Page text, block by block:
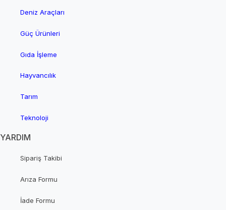
Deniz Araçları
Güç Ürünleri
Gıda İşleme
Hayvancılık
Tarım
Teknoloji
YARDIM
Sipariş Takibi
Arıza Formu
İade Formu